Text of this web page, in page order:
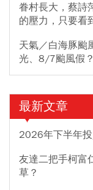
眷村長大，蔡詩
的壓力，只要看
天氣／白海豚颱
光、8/7颱風假
最新文章
2026年下半年
友達二把手柯富
草？